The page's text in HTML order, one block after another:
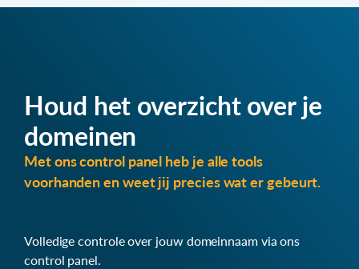
Houd het overzicht over je
domeinen
Met ons control panel heb je alle tools
voorhanden en weet jij precies wat er gebeurt.
Volledige controle over jouw domeinnaam via ons
control panel.